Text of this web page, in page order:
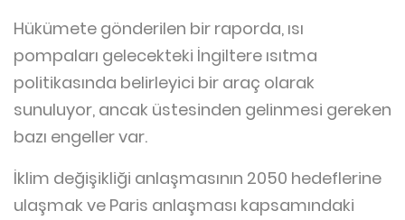
Hükümete gönderilen bir raporda, ısı
pompaları gelecekteki İngiltere ısıtma
politikasında belirleyici bir araç olarak
sunuluyor, ancak üstesinden gelinmesi gereken
bazı engeller var.
İklim değişikliği anlaşmasının 2050 hedeflerine
ulaşmak ve Paris anlaşması kapsamındaki